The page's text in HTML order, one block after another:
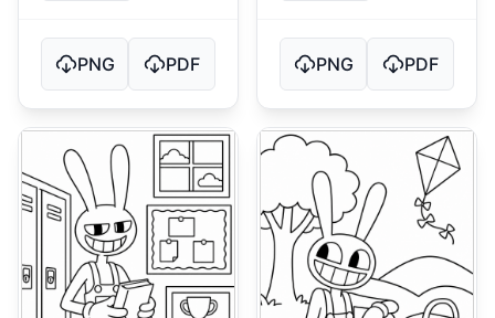
PNG PDF PNG PDF